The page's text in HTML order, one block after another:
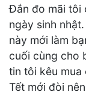
Đắn đo mãi tôi
ngày sinh
này mới làm
cuối cùng cho
tin tôi kêu mua
Tết mới đòi